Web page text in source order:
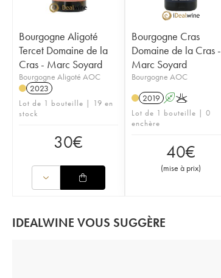
Bourgogne Aligoté
Tercet Domaine de la
Cras - Marc Soyard
Bourgogne Aligoté AOC
2023
Lot de 1 bouteille | 19 en
stock
30€
Bourgogne Cras
Domaine de la Cras -
Marc Soyard
Bourgogne AOC
2019 AK
Lot de 1 bouteille | 0
enchère
40€
(mise à prix)
IDEALWINE VOUS SUGGÈRE